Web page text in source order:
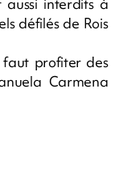
défilés de Rois
profiter des
Carmena